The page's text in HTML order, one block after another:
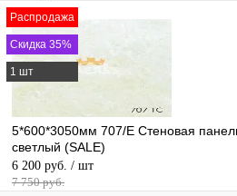
Распродажа
Скидка 35%
1 шт
5*600*3050мм 707/Е Стеновая
светлый (SALE)
6 200 руб. / шт
7 750 руб.